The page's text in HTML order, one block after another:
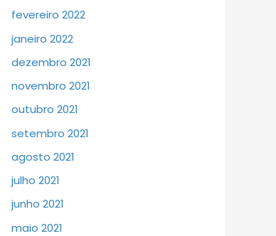
fevereiro 2022
janeiro 2022
dezembro 2021
novembro 2021
outubro 2021
setembro 2021
agosto 2021
julho 2021
junho 2021
maio 2021